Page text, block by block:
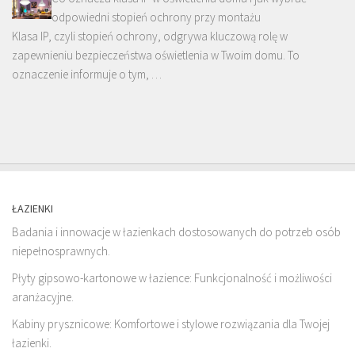
odpowiedni stopień ochrony przy montażu
Klasa IP, czyli stopień ochrony, odgrywa kluczową rolę w
zapewnieniu bezpieczeństwa oświetlenia w Twoim domu. To
oznaczenie informuje o tym, …
ŁAZIENKI
Badania i innowacje w łazienkach dostosowanych do potrzeb osób
niepełnosprawnych.
Płyty gipsowo-kartonowe w łazience: Funkcjonalność i możliwości
aranżacyjne.
Kabiny prysznicowe: Komfortowe i stylowe rozwiązania dla Twojej
łazienki.